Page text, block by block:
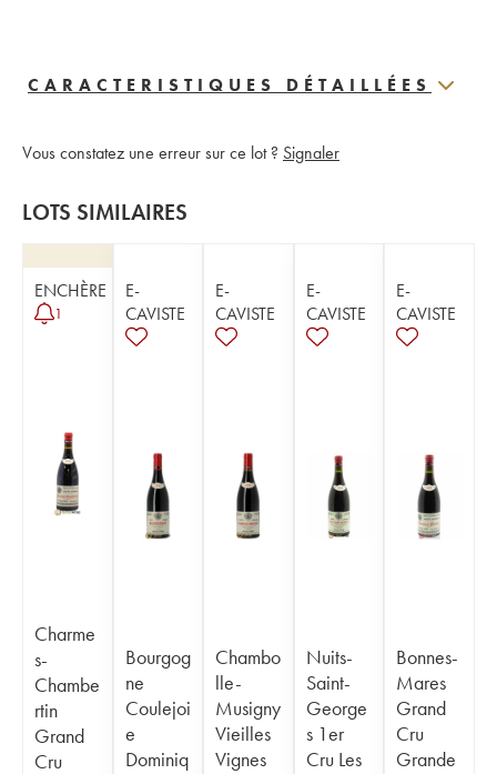
CARACTERISTIQUES DÉTAILLÉES
Vous constatez une erreur sur ce lot ? Signaler
LOTS SIMILAIRES
ENCHÈRE
1
Charme
s-
Chambe
rtin
Grand
Cru
E-
CAVISTE
Bourgog
ne
Coulejoi
e
Dominiq
E-
CAVISTE
Chambo
lle-
Musigny
Vieilles
Vignes
E-
CAVISTE
Nuits-
Saint-
George
s 1er
Cru Les
E-
CAVISTE
Bonnes-
Mares
Grand
Cru
Grande